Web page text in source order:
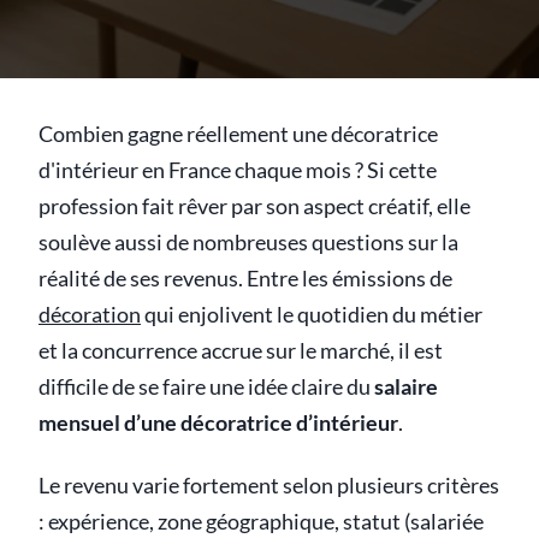
Combien gagne réellement une décoratrice
d'intérieur en France chaque mois ? Si cette
profession fait rêver par son aspect créatif, elle
soulève aussi de nombreuses questions sur la
réalité de ses revenus. Entre les émissions de
décorationqui enjolivent le quotidien du métier
et la concurrence accrue sur le marché, il est
difficile de se faire une idée claire dusalaire
mensuel d’une décoratrice d’intérieur.
Le revenu varie fortement selon plusieurs critères
: expérience, zone géographique, statut (salariée